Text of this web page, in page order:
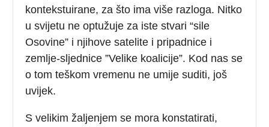
kontekstuirane, za što ima više razloga. Nitko
u svijetu ne optužuje za iste stvari “sile
Osovine” i njihove satelite i pripadnice i
zemlje-sljednice ”Velike koalicije”. Kod nas se
o tom teškom vremenu ne umije suditi, još
uvijek.
S velikim žaljenjem se mora konstatirati,